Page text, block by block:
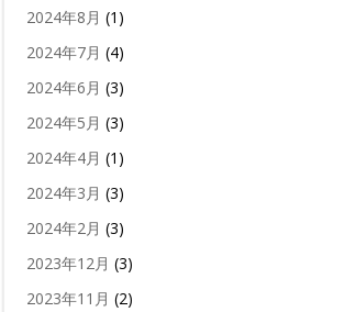
2024年8月 (1)
2024年7月 (4)
2024年6月 (3)
2024年5月 (3)
2024年4月 (1)
2024年3月 (3)
2024年2月 (3)
2023年12月 (3)
2023年11月 (2)